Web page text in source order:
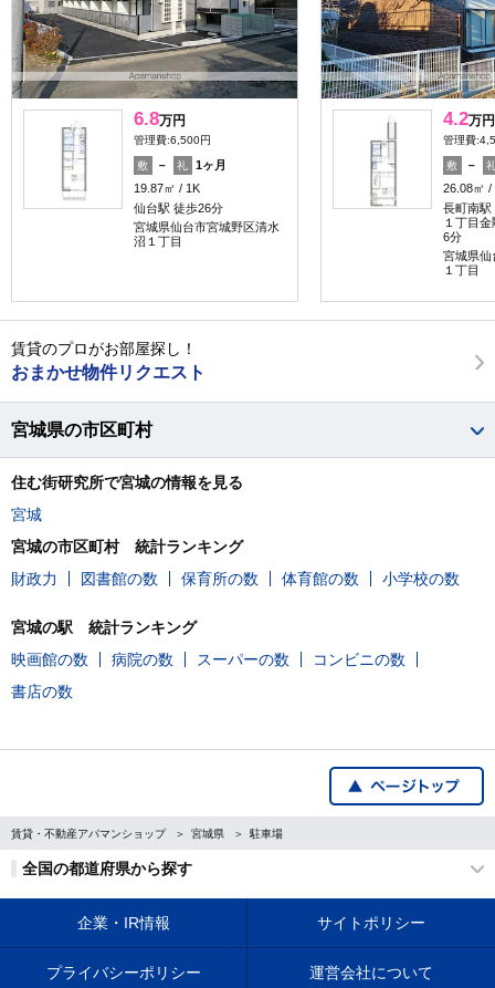
6.8万円
管理費:6,500円
敷 － 礼
1ヶ月
19.87㎡
1K
仙台駅 徒歩26分
宮城県仙台市宮城野区清水
沼１丁目
4.2万円
管理費
敷 －
26.08㎡
長町南駅
１丁目
6分
宮城県仙
１丁目
賃貸のプロがお部屋探し！
おまかせ物件リクエスト
宮城県の市区町村
住む街研究所で宮城の情報を見る
宮城
宮城の市区町村 統計ランキング
財政力
図書館の数 保育所の数 体育館の数 小学校の数
宮城の駅 統計ランキング
映画館の数
病院の数 スーパーの数
コンビニの数
書店の数
賃貸・不動産アパマンショップ 宮城県 駐車場
全国の都道府県から探す
企業・IR情報 サイトポリシー
プライバシーポリシー 運営会社について